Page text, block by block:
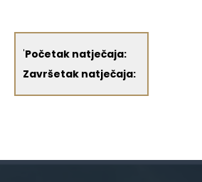
'Početak natječaja:
Završetak natječaja: